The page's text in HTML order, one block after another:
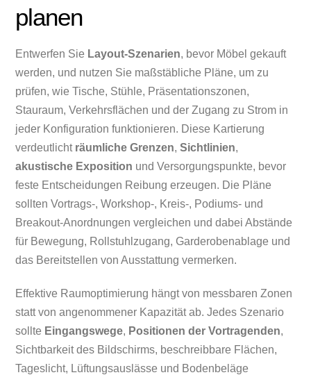
planen
Entwerfen Sie Layout-Szenarien, bevor Möbel gekauft
werden, und nutzen Sie maßstäbliche Pläne, um zu
prüfen, wie Tische, Stühle, Präsentationszonen,
Stauraum, Verkehrsflächen und der Zugang zu Strom in
jeder Konfiguration funktionieren. Diese Kartierung
verdeutlicht räumliche Grenzen,Sichtlinien,
akustische Exposition und Versorgungspunkte, bevor
feste Entscheidungen Reibung erzeugen. Die Pläne
sollten Vortrags-, Workshop-, Kreis-, Podiums- und
Breakout-Anordnungen vergleichen und dabei Abstände
für Bewegung, Rollstuhlzugang, Garderobenablage und
das Bereitstellen von Ausstattung vermerken.
Effektive Raumoptimierung hängt von messbaren Zonen
statt von angenommener Kapazität ab. Jedes Szenario
sollte Eingangswege, Positionen der Vortragenden,
Sichtbarkeit des Bildschirms, beschreibbare Flächen,
Tageslicht, Lüftungsauslässe und Bodenbeläge